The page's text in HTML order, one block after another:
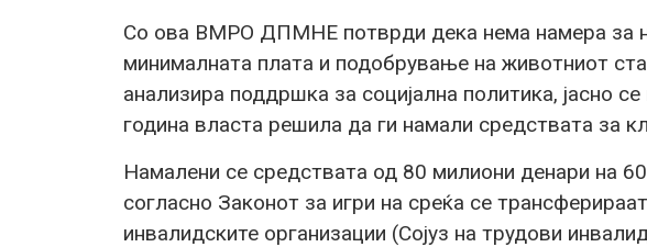
Со ова ВМРО ДПМНЕ потврди дека нема намера за
минималната плата и подобрување на животниот
анализира поддршка за социјална политика, јасно
година власта решила да ги намали средствата за
Намалени се средствата од 80 милиони денари на
согласно Законот за игри на среќа се
инвалидските организации (Сојуз на трудови